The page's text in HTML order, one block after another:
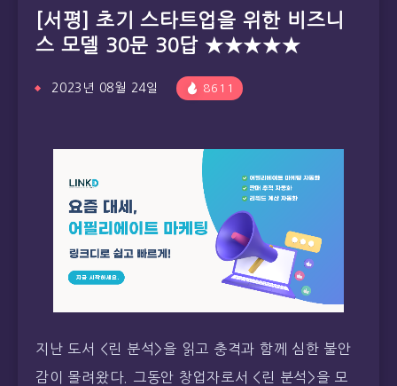
[서평] 초기 스타트업을 위한 비즈니
스 모델 30문 30답 ★★★★★
2023년 08월 24일 8611
지난 도서 <린 분석>을 읽고 충격과 함께 심한 불안
감이 몰려왔다. 그동안 창업자로서 <린 분석>을 모